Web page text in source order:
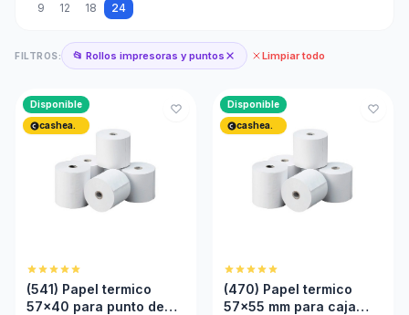
9
12 18 24
FILTROS: 📂 Rollos impresoras y puntos Limpiar todo
Disponible
cashea.
(541) Papel termico
57x40 para punto de
Disponible
cashea.
(470) Papel termico
57x55 mm para caja